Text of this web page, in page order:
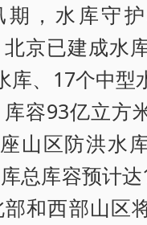
期，水库守
京已建成水
库、17个中型
容93亿立方
山区防洪水
总库容预计
和西部山区